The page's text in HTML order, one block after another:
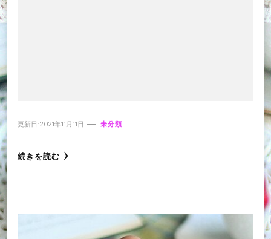
更新日:2021年11月11日 未分類
続きを読む